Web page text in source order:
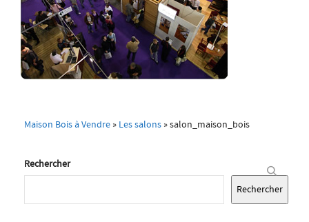
Maison Bois à Vendre » Les salons »salon_maison_bois
Rechercher
Rechercher